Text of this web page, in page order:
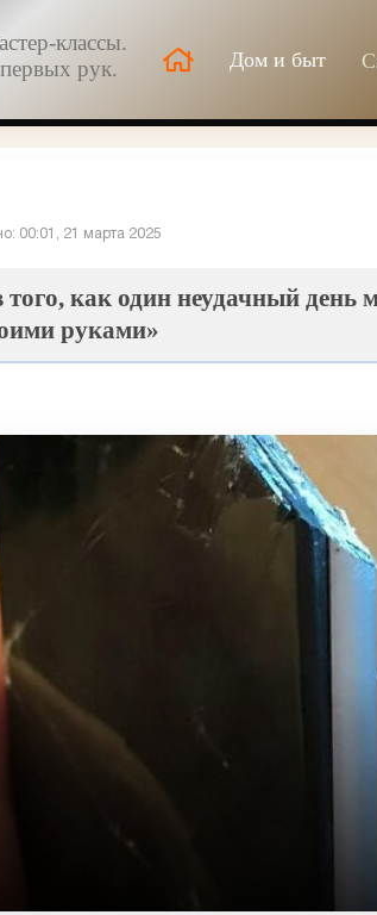
классы.
рук.
Дом и быт
00:01, 21 марта 2025
того, как один неудачный день
руками»